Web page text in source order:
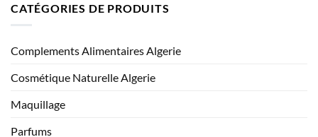
CATÉGORIES DE PRODUITS
Complements Alimentaires Algerie
Cosmétique Naturelle Algerie
Maquillage
Parfums